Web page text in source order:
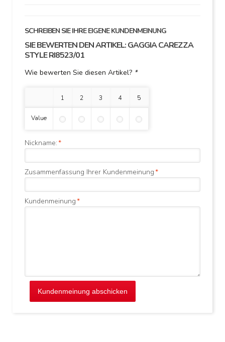
SCHREIBEN SIE IHRE EIGENE KUNDENMEINUNG
SIE BEWERTEN DEN ARTIKEL:GAGGIA CAREZZA
STYLE RI8523/01
Wie bewerten Sie diesen Artikel? *
1 Stern 2 Sterne3 Sterne4 Sterne5 Sterne
Value
*
Nickname:
*
Zusammenfassung Ihrer Kundenmeinung
*
Kundenmeinung
Kundenmeinung abschicken